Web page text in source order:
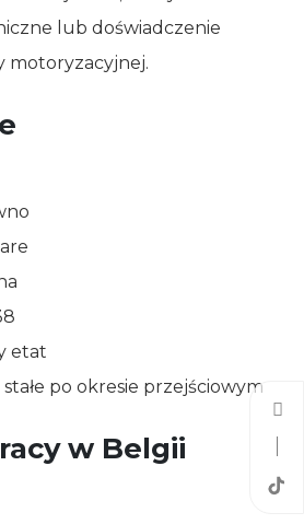
lub doświadczenie
motoryzacyjnej.
etat
stałe po okresie przejściowym
w Belgii